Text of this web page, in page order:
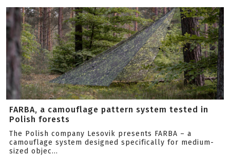
FARBA, a camouflage pattern system tested in
Polish forests
The Polish company Lesovik presents FARBA – a
camouflage system designed specifically for medium-
sized objec...